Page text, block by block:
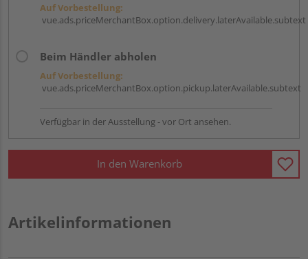
Auf Vorbestellung:
vue.ads.priceMerchantBox.option.delivery.laterAvailable.subtext
Beim Händler abholen
Auf Vorbestellung:
vue.ads.priceMerchantBox.option.pickup.laterAvailable.subtext
Verfügbar in der Ausstellung - vor Ort ansehen.
In den Warenkorb
Artikelinformationen